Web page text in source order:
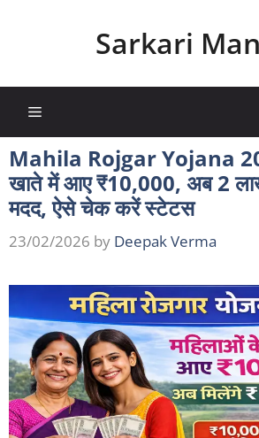
Sarkari
Menu
Mahila Rojgar Yojana
खाते में आए ₹10,000, अब 2
मदद, ऐसे चेक करें स्टेटस
23/02/2026 by Deepak Verma